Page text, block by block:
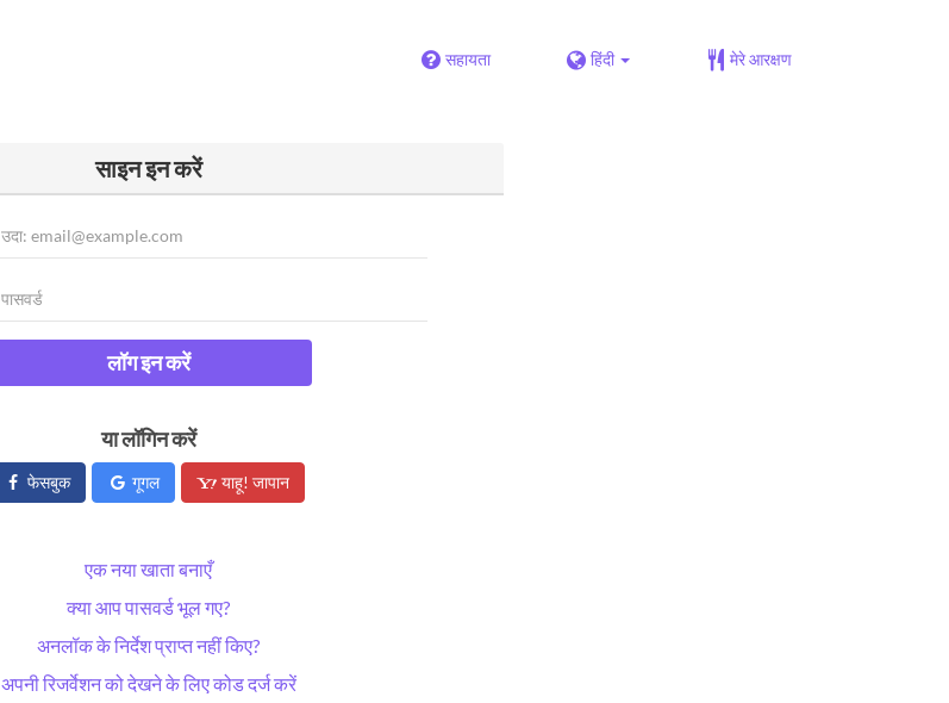
सहायता हिंदी मेरे आरक्षण
साइन इन करें
लॉग इन करें
या लॉगिन करें
फेसबुक गूगल याहू! जापान
एक नया खाता बनाएँ
क्या आप पासवर्ड भूल गए?
अनलॉक के निर्देश प्राप्त नहीं किए?
अपनी रिजर्वेशन को देखने के लिए कोड दर्ज करें